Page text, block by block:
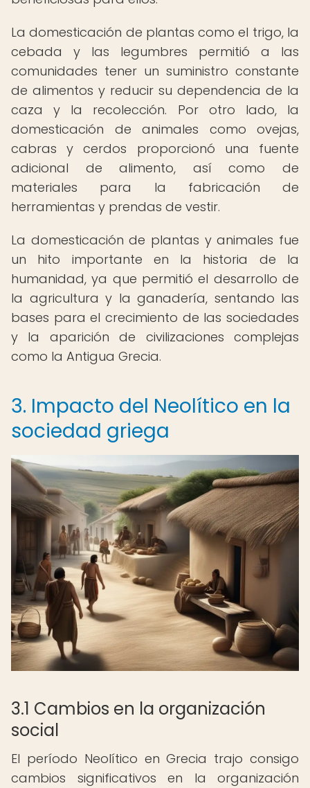
La domesticación de plantas como el trigo, la
cebada y las legumbres permitió a las
comunidades tener un suministro constante
de alimentos y reducir su dependencia de la
caza y la recolección. Por otro lado, la
domesticación de animales como ovejas,
cabras y cerdos proporcionó una fuente
adicional de alimento, así como de
materiales para la fabricación de
herramientas y prendas de vestir.
La domesticación de plantas y animales fue
un hito importante en la historia de la
humanidad, ya que permitió el desarrollo de
la agricultura y la ganadería, sentando las
bases para el crecimiento de las sociedades
y la aparición de civilizaciones complejas
como la Antigua Grecia.
3. Impacto del Neolítico en la
sociedad griega
3.1 Cambios en la organización
social
El período Neolítico en Grecia trajo consigo
cambios significativos en la organización